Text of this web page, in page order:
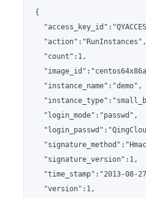
{
  "action":"RunInstances",
  "count":1,
  "instance_name":"demo",
  "login_mode":"passwd",
  "signature_version":1,
"time_stamp":"2013-08-
  "version":1,